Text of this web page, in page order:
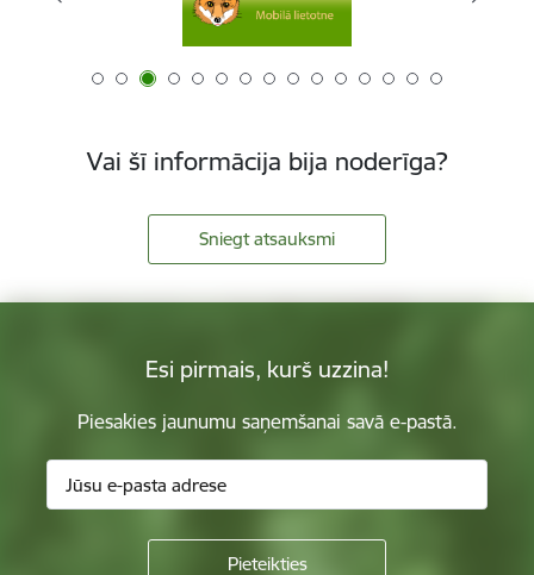
Vai šī informācija bija noderīga?
Sniegt atsauksmi
Esi pirmais, kurš uzzina!
Piesakies jaunumu saņemšanai savā e-pastā.